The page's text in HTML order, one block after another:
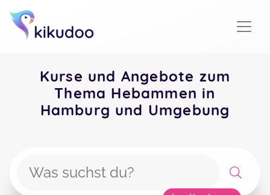
Kurse und Angebote zum
Thema Hebammen in
Hamburg und Umgebung